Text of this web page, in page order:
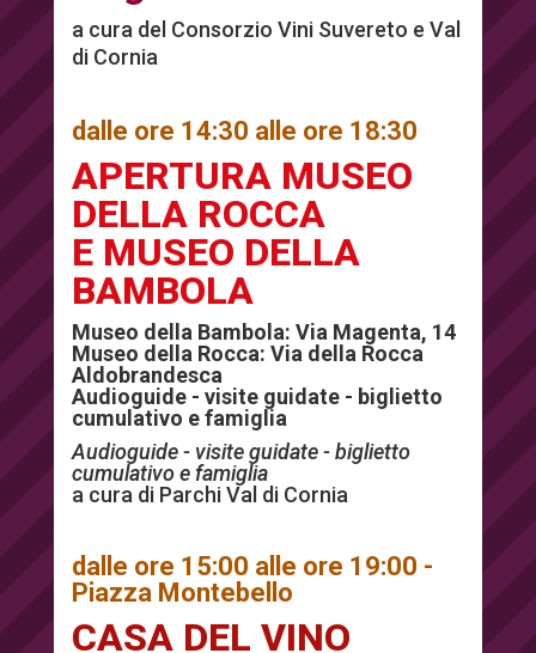
a cura del Consorzio Vini Suvereto e Val
di Cornia
dalle ore 14:30 alle ore 18:30
APERTURA MUSEO
DELLA ROCCA
E MUSEO DELLA
BAMBOLA
Museo della Bambola: Via Magenta, 14
Museo della Rocca: Via della Rocca
Aldobrandesca
Audioguide - visite guidate - biglietto
cumulativo e famiglia
Audioguide - visite guidate - biglietto
cumulativo e famiglia
a cura di Parchi Val di Cornia
dalle ore 15:00 alle ore 19:00 -
Piazza Montebello
CASA DEL VINO